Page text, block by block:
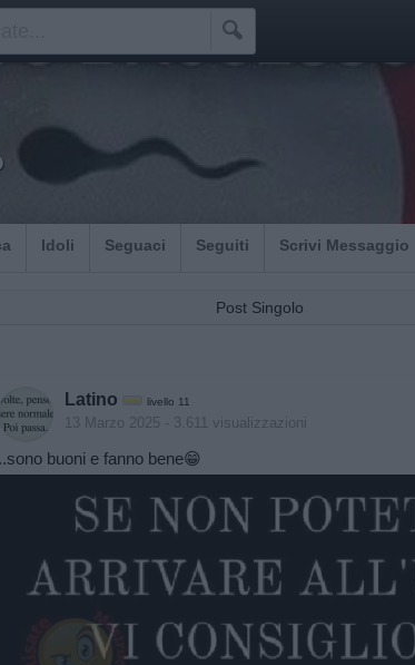

Idoli Seguaci Seguiti Scrivi Messaggio
Post Singolo
Latino livello 11
13 Marzo 2025 - 3.611 visualizzazioni
..sono buoni e fanno bene😁